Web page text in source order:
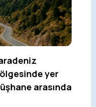
yer
arasında